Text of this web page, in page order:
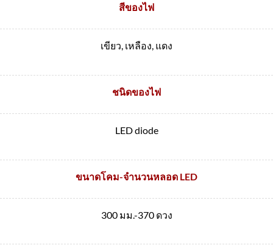
สีของไฟ
เขียว, เหลือง, แดง
ชนิดของไฟ
LED diode
ขนาดโคม-จำนวนหลอด LED
300 มม.-370 ดวง